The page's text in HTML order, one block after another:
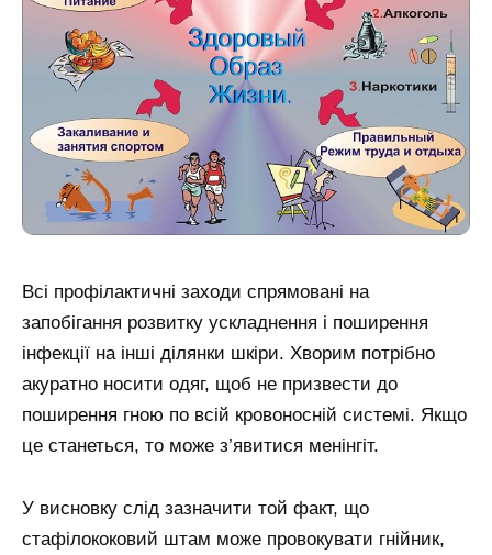
Всі профілактичні заходи спрямовані на
запобігання розвитку ускладнення і поширення
інфекції на інші ділянки шкіри. Хворим потрібно
акуратно носити одяг, щоб не призвести до
поширення гною по всій кровоносній системі. Якщо
це станеться, то може з’явитися менінгіт.
У висновку слід зазначити той факт, що
стафілококовий штам може провокувати гнійник,